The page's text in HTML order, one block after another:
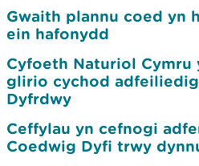
Gwaith plannu coed yn
ein hafonydd
Cyfoeth Naturiol
glirio cychod
Dyfrdwy
Ceffylau yn cefnogi
Coedwig Dyfi trwy